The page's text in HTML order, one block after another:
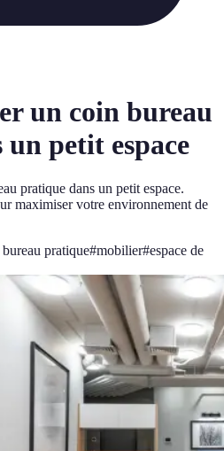
un coin bureau
petit espace
pratique dans un petit espace.
maximiser votre environnement de
pratique#mobilier#espace de